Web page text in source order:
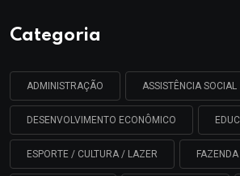
Categoria
ADMINISTRAÇÃO ASSISTÊNCIA SOCIAL
DESENVOLVIMENTO ECONÔMICO
ESPORTE / CULTURA / LAZER FAZENDA